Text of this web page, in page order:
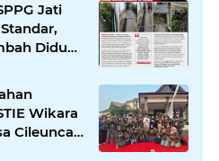
Jati
Diduga
Wikara
Cileunca